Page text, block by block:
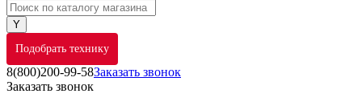
Подобрать технику
8(800)200-99-58Заказать звонок
Заказать звонок